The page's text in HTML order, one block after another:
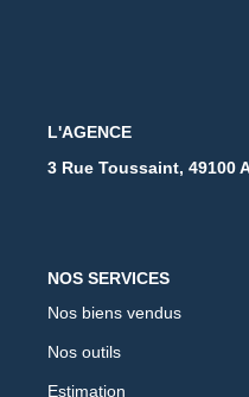
L'AGENCE
3 Rue Toussaint, 49100
NOS SERVICES
Nos biens vendus
Nos outils
Estimation